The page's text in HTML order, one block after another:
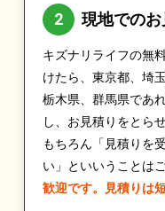
現地でのお
キズナリライフの無
けたら、東京都、埼
栃木県、群馬県であ
し、お見積りをとら
もちろん「見積りを
い」といいうことは
歓迎です。見積りは